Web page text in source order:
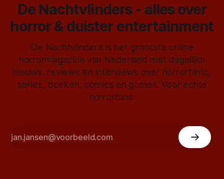
De Nachtvlinders - alles over
horror & duister entertainment
De Nachtvlinders is het grootste online
horrormagazine van Nederland met dagelijks
nieuws, reviews en interviews over horrorfilms,
series, boeken, comics en games. Voor echte
horrorfans.